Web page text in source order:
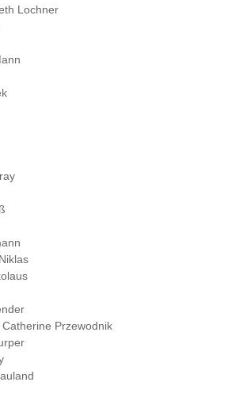
Lochner
Niklas
Przewodnik